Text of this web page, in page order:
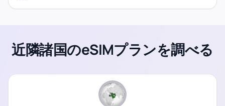
近隣諸国のeSIMプランを調べる